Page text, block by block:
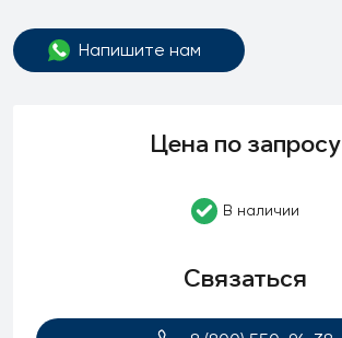
Напишите нам
Цена по запросу
В наличии
Связаться